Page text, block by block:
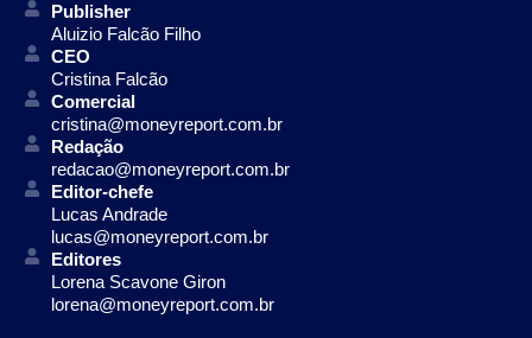
Publisher
Aluizio Falcão Filho
CEO
Cristina Falcão
Comercial
cristina@moneyreport.com.br
Redação
redacao@moneyreport.com.br
Editor-chefe
Lucas Andrade
lucas@moneyreport.com.br
Editores
Lorena Scavone Giron
lorena@moneyreport.com.br